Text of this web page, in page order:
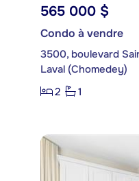
565 000 $
Condo à vendre
3500, boulevard
Laval (Chomedey)
2
1